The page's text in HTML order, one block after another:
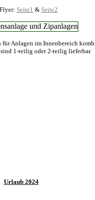
Urlaub 2024
Seite1 & Seite2
für Anlagen im Innenbereich
1-teilig oder 2-teilig lieferbar.